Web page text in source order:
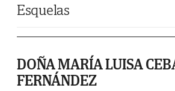
Esquelas
DOÑA MARÍA LUISA
FERNÁNDEZ